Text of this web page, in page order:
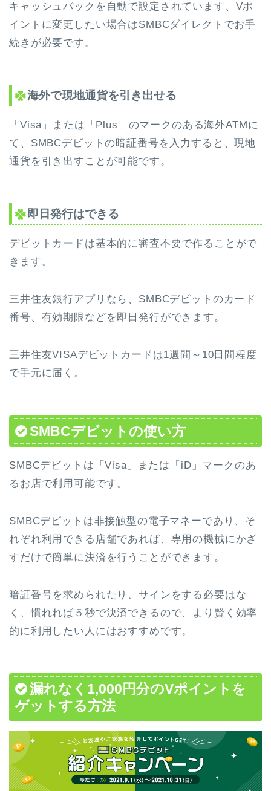
キャッシュバックを自動で設定されています、Vポ
イントに変更したい場合はSMBCダイレクトでお手
続きが必要です。
海外で現地通貨を引き出せる
「Visa」または「Plus」のマークのある海外ATMに
て、SMBCデビットの暗証番号を入力すると、現地
通貨を引き出すことが可能です。
即日発行はできる
デビットカードは基本的に審査不要で作ることがで
きます。
三井住友銀行アプリなら、SMBCデビットのカード
番号、有効期限などを即日発行ができます。
三井住友VISAデビットカードは1週間～10日間程度
で手元に届く。
SMBCデビットの使い方
SMBCデビットは「Visa」または「iD」マークのあ
るお店で利用可能です。
SMBCデビットは非接触型の電子マネーであり、そ
れぞれ利用できる店舗であれば、専用の機械にかざ
すだけで簡単に決済を行うことができます。
暗証番号を求められたり、サインをする必要はな
く、慣れれば５秒で決済できるので、より賢く効率
的に利用したい人にはおすすめです。
漏れなく1,000円分のVポイントを
ゲットする方法